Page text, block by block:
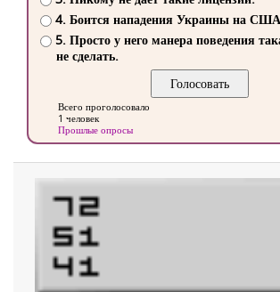
4. Боится нападения Украины на США
5. Просто у него манера поведения
не сделать.
Всего проголосовало
1 человек
Прошлые опросы